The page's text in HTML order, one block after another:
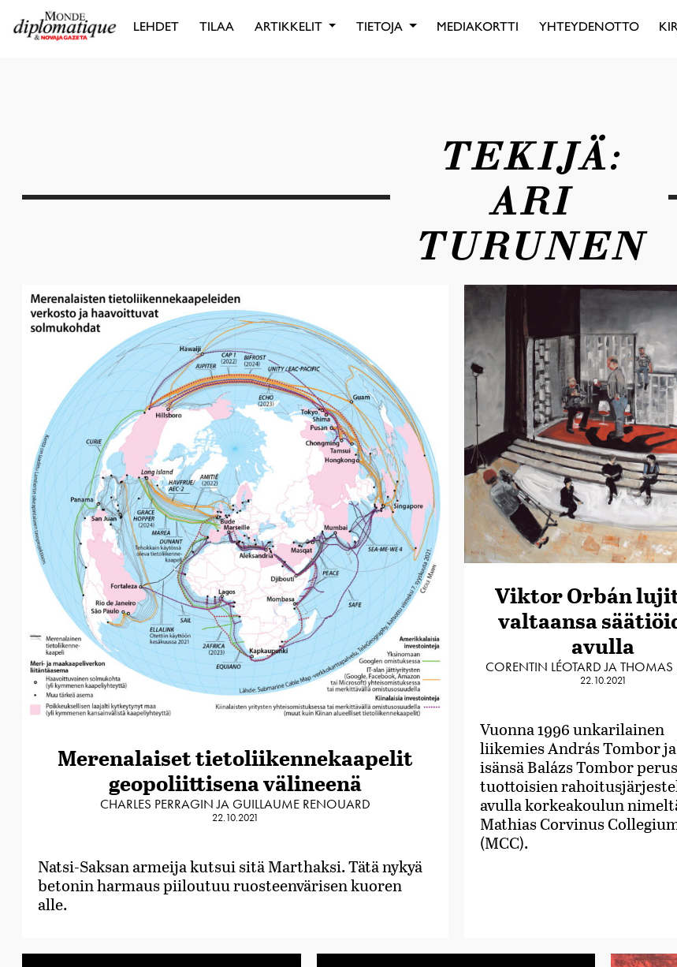
LEHDET TILAA ARTIKKELIT TIETOJA MEDIAKORTTI YHTEYDENOTTO
TEKIJÄ:
ARI
TURUNEN
Merenalaiset tietoliikennekaapelit
geopoliittisena välineenä
CHARLES PERRAGIN JA GUILLAUME RENOUARD
22.10.2021
Natsi-Saksan armeija kutsui sitä Marthaksi. Tätä nykyä
betonin harmaus piiloutuu ruosteenvärisen kuoren
alle.
Viktor Orbán
valtaansa
avulla
CORENTIN LÉOTARD JA THOMAS
22.10.2021
Vuonna 1996 unkarilainen
liikemies András Tombor
isänsä Balázs Tombor
tuottoisien
avulla korkeakoulun
Mathias Corvinus
(MCC).